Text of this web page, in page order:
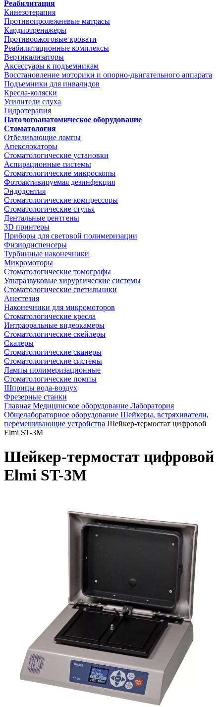
Реабилитация
Кинезотерапия
Противопролежневые матрасы
Кардиотренажеры
Противоожоговые кровати
Реабилитационные комплексы
Вертикализаторы
Аксессуары к подъемникам
Восстановление моторики и опорно-двигательного аппарата
Подъемники для инвалидов
Кресла-коляски
Усилители слуха
Гидротерапия
Патологоанатомическое оборудование
Стоматология
Отбеливающие лампы
Апекслокаторы
Стоматологические установки
Аспирационные системы
Стоматологические микроскопы
Фотоактивируемая дезинфекция
Эндодонтия
Стоматологические компрессоры
Стоматологические стулья
Дентальные рентгены
3D принтеры
Приборы для световой полимеризации
Физиодиспенсеры
Турбинные наконечники
Микромоторы
Стоматологические томографы
Ультразвуковые хирургические системы
Стоматологические светильники
Анестезия
Наконечники для микромоторов
Стоматологические кресла
Интраоральные видеокамеры
Стоматологические скейлеры
Скалеры
Стоматологические сканеры
Стоматологические системы
Лампы полимеризационные
Стоматологические помпы
Шприцы вода-воздух
Фрезерные станки
Главная Медицинское оборудование Лаборатория
Общелабораторное оборудование Шейкеры, встряхиватели,
перемешивающие устройства Шейкер-термостат цифровой
Elmi ST-3M
Шейкер-термостат цифровой
Elmi ST-3M